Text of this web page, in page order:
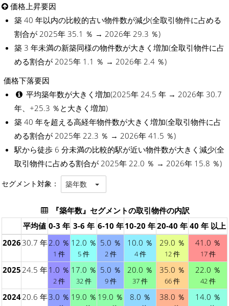
価格上昇要因
築 40 年以内の比較的古い物件数が減少(全取引物件に占める
割合が 2025年 35.1 ％ → 2026年 29.3 ％)
築 3 年未満の新築同様の物件数が大きく増加(全取引物件に占
める割合が 2025年 1.1 ％ → 2026年 2.4 ％)
価格下落要因
平均築年数が大きく増加(2025年 24.5 年 → 2026年 30.7
年、+25.3 ％と大きく増加)
築 40 年を超える高経年物件数が大きく増加(全取引物件に占
める割合が 2025年 22.3 ％ → 2026年 41.5 ％)
駅から徒歩 6 分未満の比較的駅が近い物件数が大きく減少(全
取引物件に占める割合が 2025年 22.0 ％ → 2026年 15.8 ％)
セグメント対象： 築年数
『築年数』セグメントの取引物件の内訳
平均値 0-3 年 3-6 年 6-10 年10-20 年20-40 年 40 年 以上
202630.7 年2.0 ％
1 件
12.0 ％
5 件
5.0 ％
2 件
10.0 ％
4 件
29.0 ％
12 件
41.0 ％
17 件
202524.5 年1.0 ％
2 件
17.0 ％
32 件
5.0 ％
9 件
20.0 ％
37 件
35.0 ％
66 件
22.0 ％
42 件
202420.6 年3.0 ％ 19.0 ％ 19.0 ％ 8.0 ％ 38.0 ％ 14.0 ％